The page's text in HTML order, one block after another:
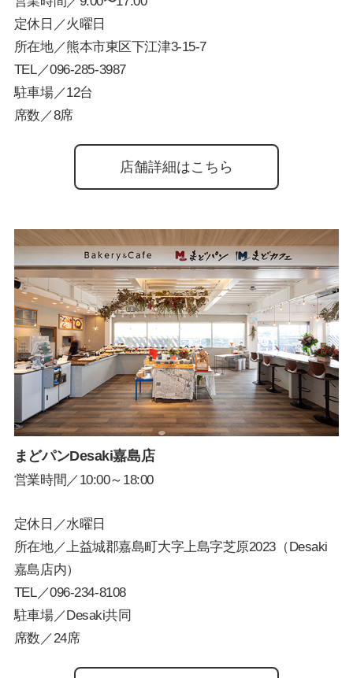
定休日／火曜日
所在地／熊本市東区下江津3-15-7
TEL／096-285-3987
駐車場／12台
席数／8席
店舗詳細はこちら
まどパンDesaki嘉島店
営業時間／10:00～18:00
定休日／水曜日
所在地／上益城郡嘉島町大字上島字芝原2023（Desaki
嘉島店内）
TEL／096-234-8108
駐車場／Desaki共同
席数／24席